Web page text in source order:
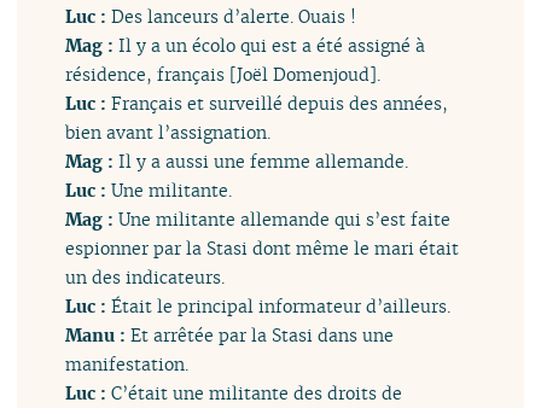
Luc :Des lanceurs d’alerte. Ouais !
Mag :Il y a un écolo qui est a été assigné à
résidence, français [Joël Domenjoud].
Luc :Français et surveillé depuis des années,
bien avant l’assignation.
Mag :Il y a aussi une femme allemande.
Luc :Une militante.
Mag :Une militante allemande qui s’est faite
espionner par la Stasi dont même le mari était
un des indicateurs.
Luc :Était le principal informateur d’ailleurs.
Manu :Et arrêtée par la Stasi dans une
manifestation.
Luc :C’était une militante des droits de